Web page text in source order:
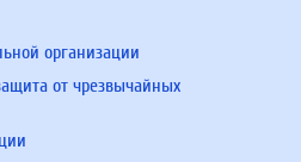
организации
от чрезвычайных